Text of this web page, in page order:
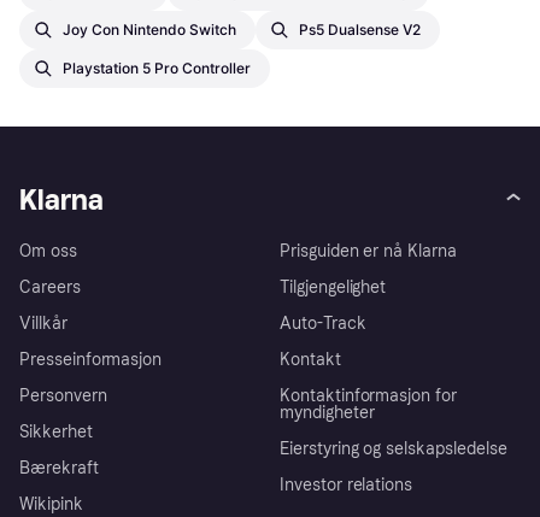
Joy Con Nintendo Switch Ps5 Dualsense V2
Playstation 5 Pro Controller
Klarna
Om oss
Careers
Villkår
Presseinformasjon
Personvern
Sikkerhet
Bærekraft
Wikipink
Prisguiden er nå Klarna
Tilgjengelighet
Auto-Track
Kontakt
Kontaktinformasjon for
myndigheter
Eierstyring og selskapsledelse
Investor relations